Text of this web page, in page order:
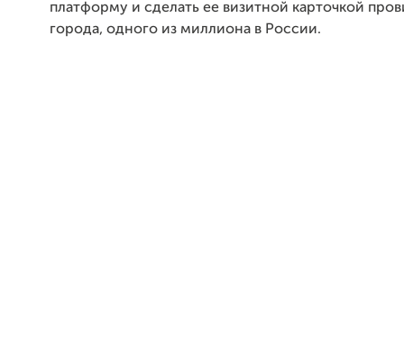
платформу и сделать ее визитной карточкой
города, одного из миллиона в России.